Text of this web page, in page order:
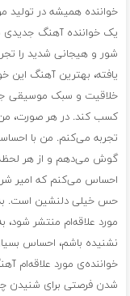
خواننده همیشه در تولید
یک خواننده آهنگ جدیدی
شور و هیجانی شدید را
یافته، بهترین آهنگ این
خلاقیت و سبک موسیقی
کسب کند. در هر صورت، من
تجربه می‌کنم. من با
گوش می‌دهم و از هر لحظه
احساس می‌کنم که امیر
حس خیلی دلنشین است.
مورد علاقه‌ام منتشر
نشنیده باشم، احساس
خواننده‌ی مورد علاقه‌ام
شدن فرصتی برای شنیدن